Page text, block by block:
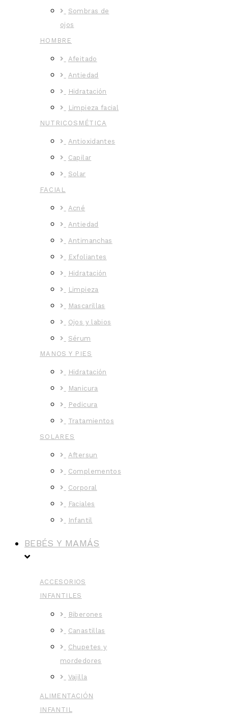
Sombras de
ojos
HOMBRE
Afeitado
Antiedad
Hidratación
Limpieza facial
NUTRICOSMÉTICA
Antioxidantes
Capilar
Solar
FACIAL
Acné
Antiedad
Antimanchas
Exfoliantes
Hidratación
Limpieza
Mascarillas
Ojos y labios
Sérum
MANOS Y PIES
Hidratación
Manicura
Pedicura
Tratamientos
SOLARES
Aftersun
Complementos
Corporal
Faciales
Infantil
BEBÉS Y MAMÁS
ACCESORIOS
INFANTILES
Biberones
Canastillas
Chupetes y
mordedores
Vajilla
ALIMENTACIÓN
INFANTIL